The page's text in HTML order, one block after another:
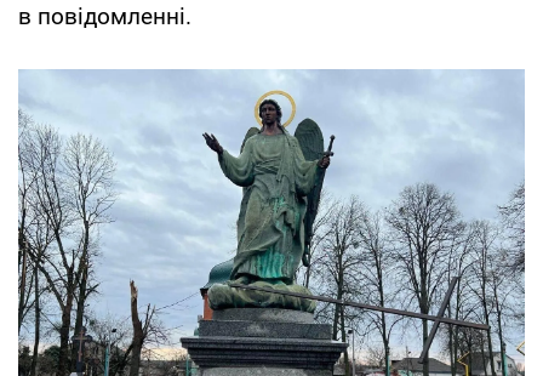
в повідомленні.